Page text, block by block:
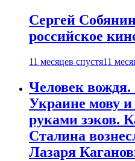
Сергей
российское
11 месяцев спустя11
Человек
Украине мову
руками зэков.
Сталина
Лазаря